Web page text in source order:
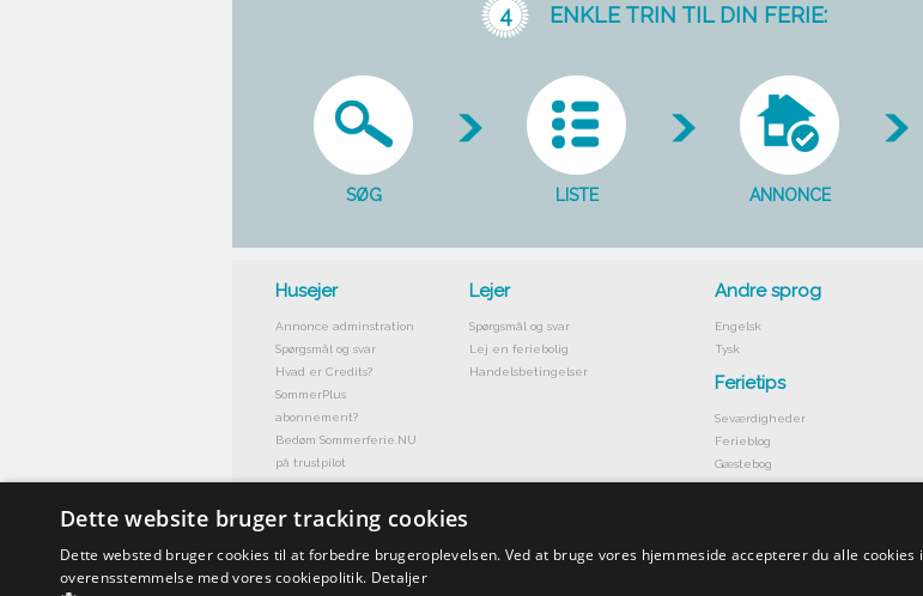
4 ENKLE TRIN TIL DIN FERIE:
SØG LISTE ANNONCE
Husejer
Annonce adminstration
Spørgsmål og svar
Hvad er Credits?
SommerPlus
abonnement?
Bedøm Sommerferie.NU
på trustpilot
Lejer
Spørgsmål og svar
Lej en feriebolig
Handelsbetingelser
Andre sprog
Engelsk
Tysk
Ferietips
Seværdigheder
Ferieblog
Gæstebog
Dette website bruger tracking cookies
Dette websted bruger cookies til at forbedre brugeroplevelsen. Ved at bruge vores hjemmeside accepterer du alle cookies i
overensstemmelse med vores cookiepolitik. Detaljer